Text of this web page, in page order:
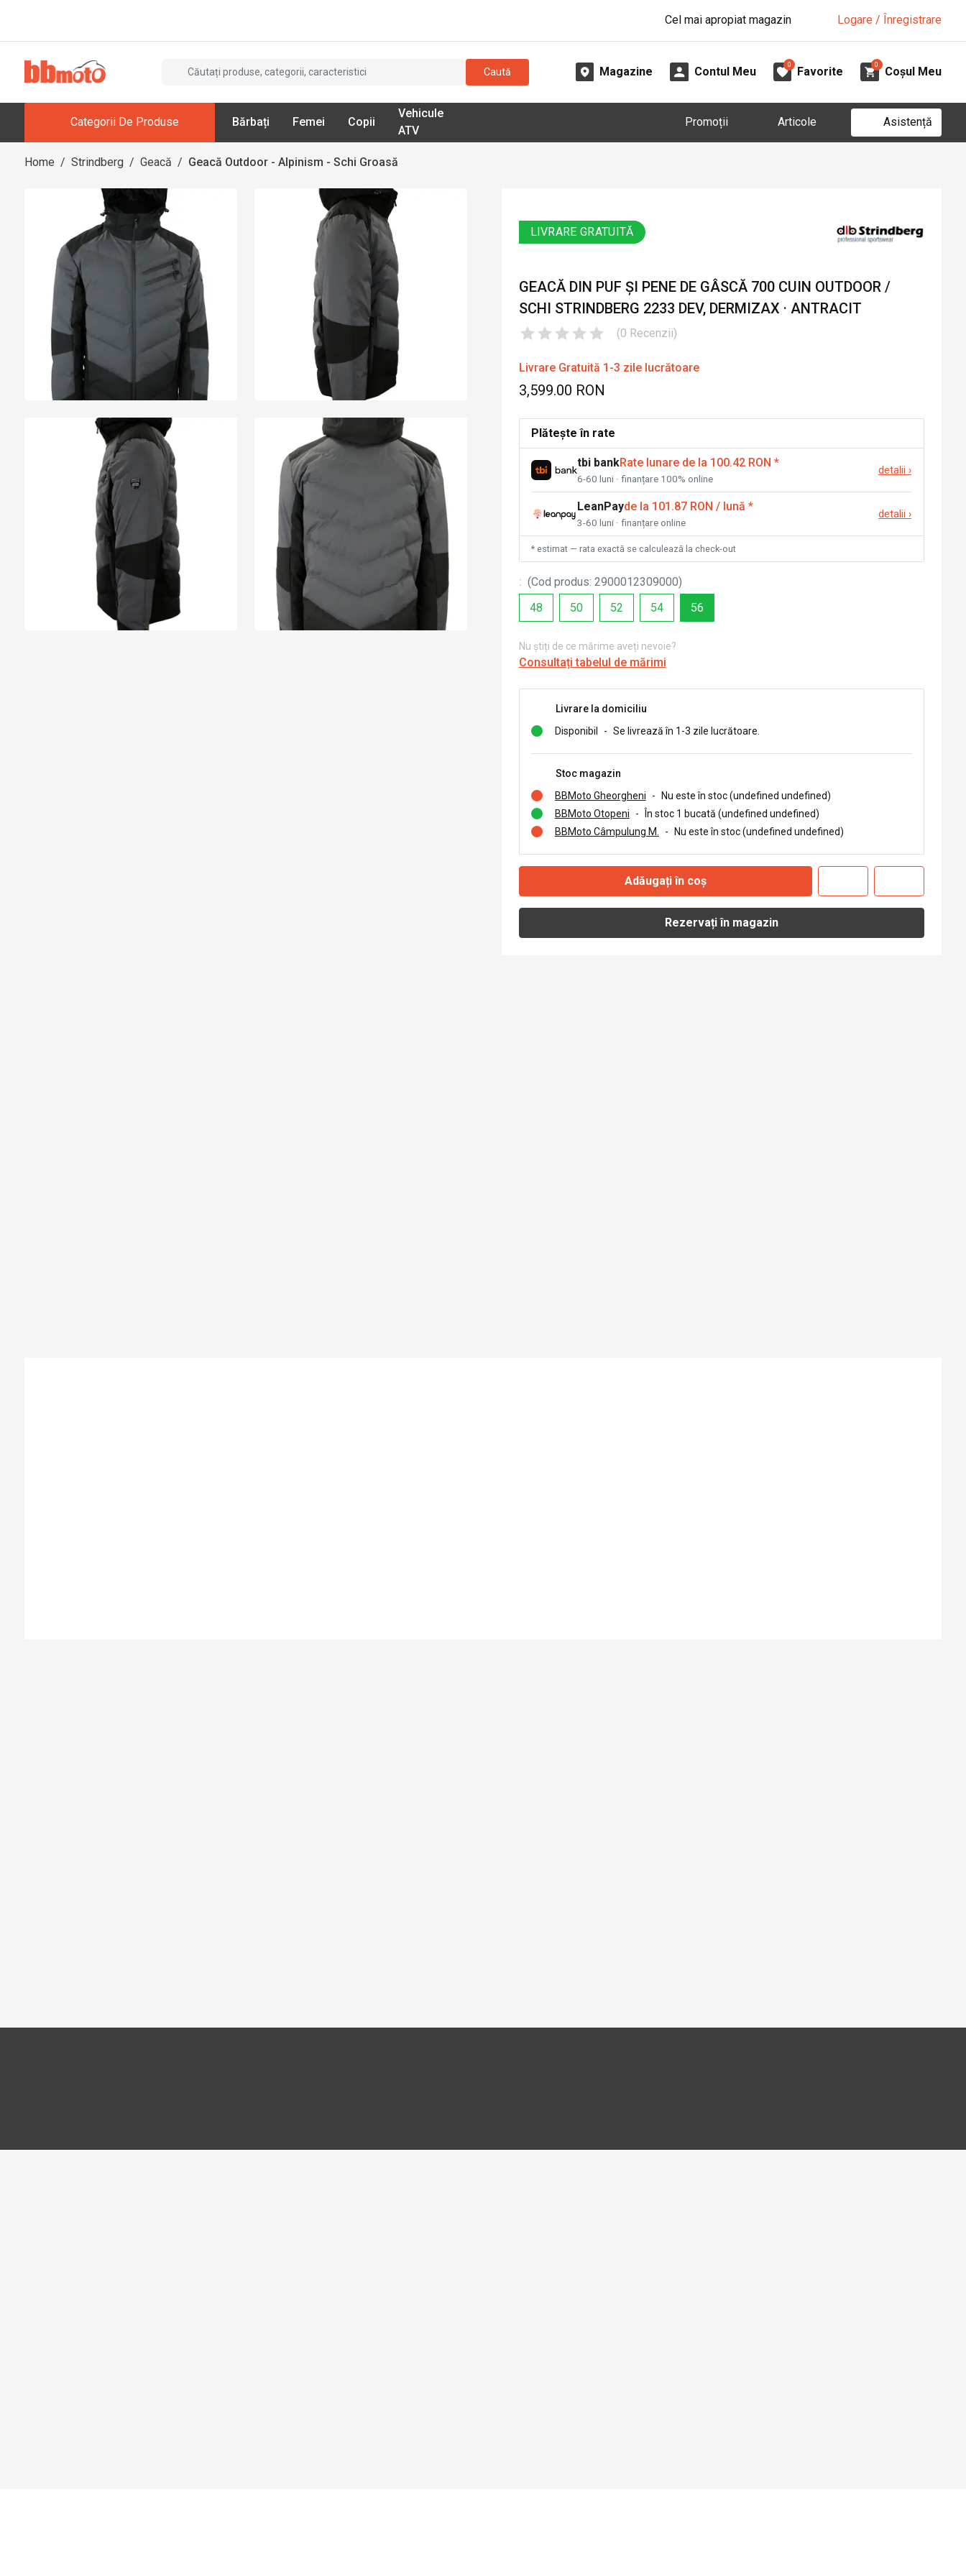
Cel mai apropiat magazin Logare / Înregistrare
Caută Magazine Contul Meu
0
Favorite
0
Coșul Meu
Categorii De Produse Bărbați Femei Copii
Vehicule
ATV
Promoții Articole Asistență
Home / Strindberg / Geacă / Geacă Outdoor - Alpinism - Schi Groasă
LIVRARE GRATUITĂ
GEACĂ DIN PUF ȘI PENE DE GÂSCĂ 700 CUIN OUTDOOR /
SCHI STRINDBERG 2233 DEV, DERMIZAX · ANTRACIT
(0 Recenzii)
Livrare Gratuită 1-3 zile lucrătoare
3,599.00 RON
Plătește în rate
tbi bankRate lunare de la 100.42 RON *
6-60 luni · finanțare 100% online
detalii ›
LeanPayde la 101.87 RON / lună *
3-60 luni · finanțare online
detalii ›
* estimat — rata exactă se calculează la check-out
: (Cod produs: 2900012309000)
48
50 52 54 56
Nu știți de ce mărime aveți nevoie?
Consultați tabelul de mărimi
Livrare la domiciliu
Disponibil
- Se livrează în 1-3 zile lucrătoare.
Stoc magazin
BBMoto Gheorgheni
-
Nu este în stoc (undefined undefined)
BBMoto Otopeni
-
În stoc 1 bucată (undefined undefined)
BBMoto Câmpulung M.
- Nu este în stoc (undefined undefined)
Adăugați în coș
Rezervați în magazin